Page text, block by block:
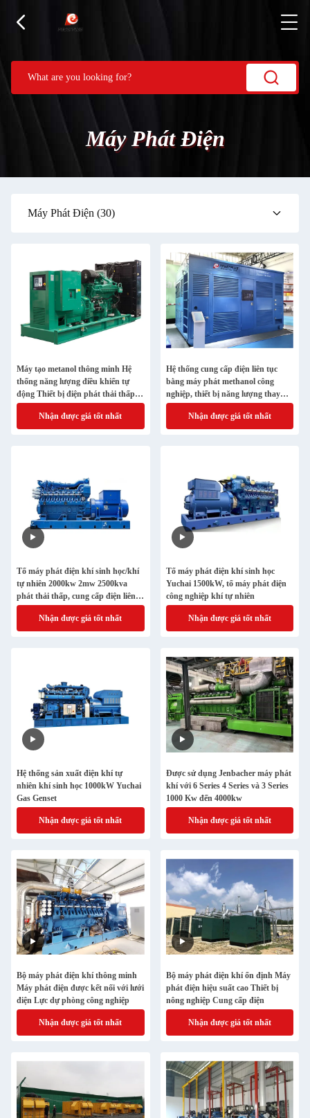
Máy Phát Điện
Máy Phát Điện (30)
Máy tạo metanol thông minh Hệ
thống năng lượng điều khiển tự
động Thiết bị điện phát thải thấp
Sử dụng dự phòng công nghiệp
thương mạiNhận được giá tốt nhất
Hệ thống cung cấp điện liên tục
bằng máy phát methanol công
nghiệp, thiết bị năng lượng thay
thế, giải pháp dự phòng hiệu suất
ổn địnhNhận được giá tốt nhất
Tổ máy phát điện khí sinh học/khí
tự nhiên 2000kw 2mw 2500kva
phát thải thấp, cung cấp điện liên
tục cho nhà máy
Nhận được giá tốt nhất
Tổ máy phát điện khí sinh học
Yuchai 1500kW, tổ máy phát điện
công nghiệp khí tự nhiên
Nhận được giá tốt nhất
Hệ thống sản xuất điện khí tự
nhiên khí sinh học 1000kW Yuchai
Gas Genset
Nhận được giá tốt nhất
Được sử dụng Jenbacher máy phát
khí với 6 Series 4 Series và 3 Series
1000 Kw đến 4000kw
Nhận được giá tốt nhất
Bộ máy phát điện khí thông minh
Máy phát điện được kết nối với lưới
điện Lực dự phòng công nghiệp
Nhận được giá tốt nhất
Bộ máy phát điện khí ổn định Máy
phát điện hiệu suất cao Thiết bị
nông nghiệp Cung cấp điện
Nhận được giá tốt nhất